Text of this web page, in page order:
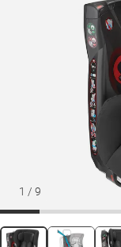
1 / 9